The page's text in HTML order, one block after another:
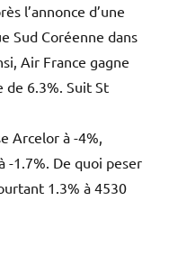
l’annonce d’une
Sud Coréenne dans
Air France gagne
de 6.3%. Suit St
Arcelor à -4%,
-1.7%. De quoi peser
1.3% à 4530